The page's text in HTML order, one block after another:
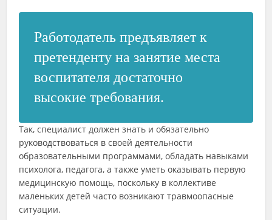
Работодатель предъявляет к
претенденту на занятие места
воспитателя достаточно
высокие требования.
Так, специалист должен знать и обязательно
руководствоваться в своей деятельности
образовательными программами, обладать навыками
психолога, педагога, а также уметь оказывать первую
медицинскую помощь, поскольку в коллективе
маленьких детей часто возникают травмоопасные
ситуации.